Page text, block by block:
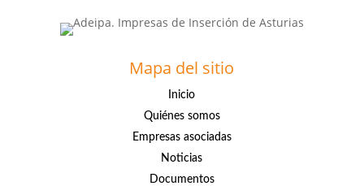
Mapa del sitio
Inicio
Quiénes somos
Empresas asociadas
Noticias
Documentos